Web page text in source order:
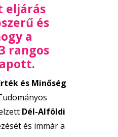
eljárás
és
a
rangos
és Minőség
Dél-Alföldi
és immár a